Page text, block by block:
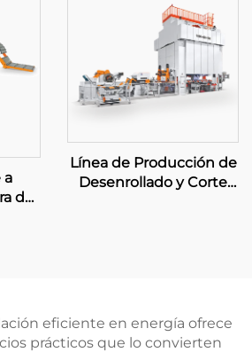
a
de
Línea de Producción de
Desenrollado y Corte
eficiente en energía ofrece
prácticos que lo convierten